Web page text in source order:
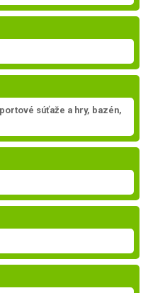
súťaže a hry, bazén,